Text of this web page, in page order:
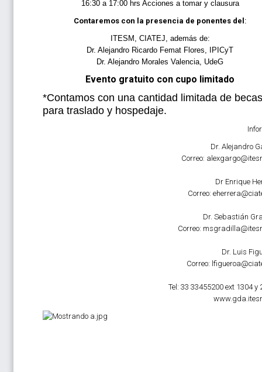
16:30 a 17:00 hrs Acciones a tomar y clausura
Contaremos con la presencia de ponentes del:
ITESM, CIATEJ, además de:
Dr. Alejandro Ricardo Femat Flores, IPICyT
Dr. Alejandro Morales Valencia, UdeG
Evento gratuito con cupo limitado
*Contamos con una cantidad limitada de becas
para traslado y hospedaje.
Dr. Alejandro
Correo:
Dr Enrique
Correo:
Dr. Sebastián
Correo:
Dr. Luis
Correo:
Tel: 33 33455200 ext 1304 y